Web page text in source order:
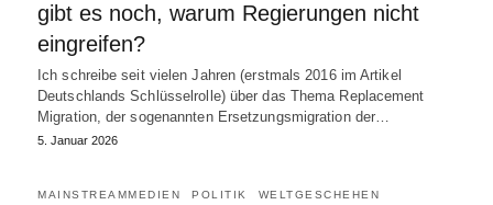
gibt es noch, warum Regierungen nicht
eingreifen?
Ich schreibe seit vielen Jahren (erstmals 2016 im Artikel
Deutschlands Schlüsselrolle) über das Thema Replacement
Migration, der sogenannten Ersetzungsmigration der…
5. Januar 2026
MAINSTREAMMEDIEN POLITIK WELTGESCHEHEN